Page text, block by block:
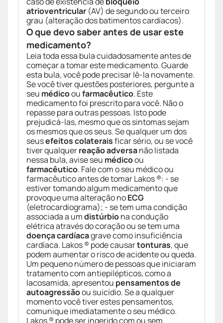
atrioventricular (AV) de segundo ou terceiro
grau (alteração dos batimentos cardíacos).
O que devo saber antes de usar este
medicamento?
Leia toda essa bula cuidadosamente antes de
começar a tomar este medicamento. Guarde
esta bula, você pode precisar lê-la novamente.
Se você tiver questões posteriores, pergunte a
seu médicooufarmacêutico. Este
medicamento foi prescrito para você. Não o
repasse para outras pessoas. Isto pode
prejudicá-las, mesmo que os sintomas sejam
os mesmos que os seus. Se qualquer um dos
seusefeitos colateraisficar sério, ou se você
tiver qualquerreação adversanão listada
nessa bula, avise seu médicoou
farmacêutico. Fale com o seu médico ou
farmacêutico antes de tomar Lakos ®: - se
estiver tomando algum medicamento que
provoque uma alteração noECG
(eletrocardiograma); - se tem uma condição
associada a umdistúrbiona condução
elétrica através do coração ou se tem uma
doença cardíacagrave como insuficiência
cardíaca. Lakos ® pode causartonturas, que
podem aumentar o risco de acidente ou queda.
Um pequeno número de pessoas que iniciaram
tratamento com antiepilépticos, como a
lacosamida, apresentou pensamentos de
autoagressãoou suicídio. Se a qualquer
momento você tiver estes pensamentos,
comunique imediatamente o seu médico.
Lakos ® pode ser ingerido com ou sem